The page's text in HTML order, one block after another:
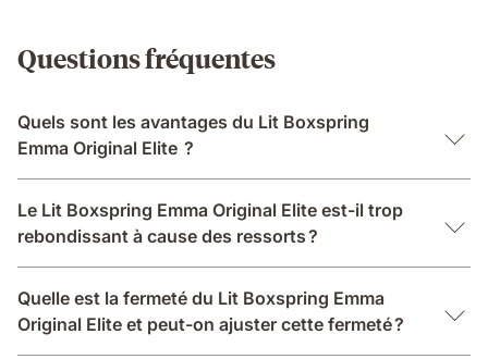
Questions fréquentes
Quels sont les avantages du Lit Boxspring
Emma Original Elite ?
Le Lit Boxspring Emma Original Elite est-il trop
rebondissant à cause des ressorts ?
Quelle est la fermeté du Lit Boxspring Emma
Original Elite et peut-on ajuster cette fermeté ?